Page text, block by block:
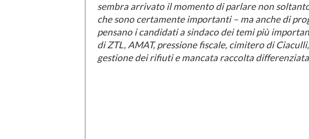
sembra arrivato il momento di parlare non
che sono certamente importanti – ma anche di
pensano i candidati a sindaco dei temi più
di ZTL, AMAT, pressione fiscale, cimitero di
gestione dei rifiuti e mancata raccolta